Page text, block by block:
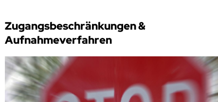
Zugangsbeschränkungen &
Aufnahmeverfahren